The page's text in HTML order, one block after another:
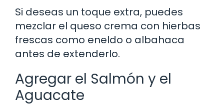
Si deseas un toque extra, puedes
mezclar el queso crema con hierbas
frescas como eneldo o albahaca
antes de extenderlo.
Agregar el Salmón y el
Aguacate